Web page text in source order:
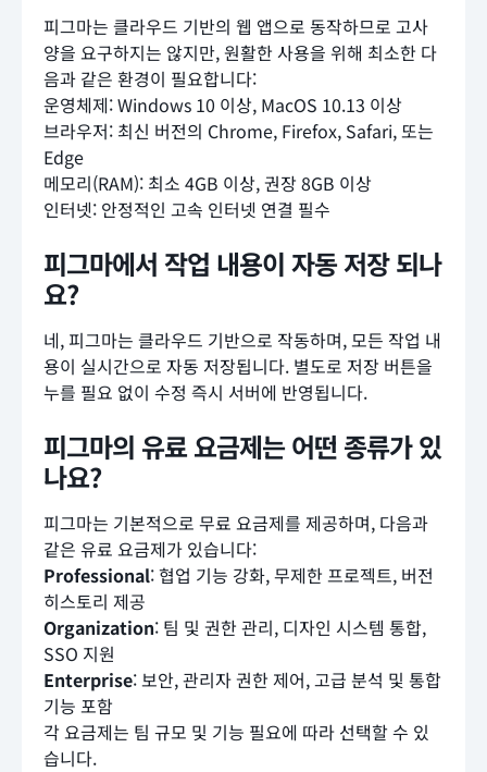
피그마는 클라우드 기반의 웹 앱으로 동작하므로 고사
양을 요구하지는 않지만, 원활한 사용을 위해 최소한 다
음과 같은 환경이 필요합니다:
운영체제: Windows 10 이상, MacOS 10.13 이상
브라우저: 최신 버전의 Chrome, Firefox, Safari, 또는
Edge
메모리(RAM): 최소 4GB 이상, 권장 8GB 이상
인터넷: 안정적인 고속 인터넷 연결 필수
피그마에서 작업 내용이 자동 저장 되나
요?
네, 피그마는 클라우드 기반으로 작동하며, 모든 작업 내
용이 실시간으로 자동 저장됩니다. 별도로 저장 버튼을
누를 필요 없이 수정 즉시 서버에 반영됩니다.
피그마의 유료 요금제는 어떤 종류가 있
나요?
피그마는 기본적으로 무료 요금제를 제공하며, 다음과
같은 유료 요금제가 있습니다:
Professional: 협업 기능 강화, 무제한 프로젝트, 버전
히스토리 제공
Organization: 팀 및 권한 관리, 디자인 시스템 통합,
SSO 지원
Enterprise: 보안, 관리자 권한 제어, 고급 분석 및 통합
기능 포함
각 요금제는 팀 규모 및 기능 필요에 따라 선택할 수 있
습니다.